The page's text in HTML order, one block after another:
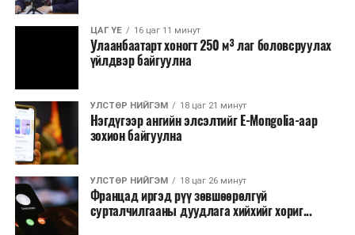
Зайлшгүй шаардлагагүй тоног төхөөрөмж,
тавилга, автомашин худалдан авах;
Батлан хамгаалах, хууль зүйн салбараас бусад
Хуулиар заавал мэдээлэхээс бусад кино,
контент, хэвлэлийн зардал;
Заавал олгохоос бусад тэтгэмж, урамшуулал.
Санхүүгийн хэмнэлтийн горимыг 2026 оны
арванхоёрдугаар сарын 31 хүртэл мөрдөнө. Харин
эрүүл мэндийн салбар уг хэмнэлтийн горимд
ЦАГ ҮЕ 16 цаг 11 минут
Улаанбаатарт хоногт 250 м³ лаг боловсруулах
үйлдвэр байгуулна
УЛСТӨР НИЙГЭМ 18 цаг 21 минут
Нэгдүгээр ангийн элсэлтийг E-Mongolia-аар
зохион байгуулна
УЛСТӨР НИЙГЭМ 18 цаг 26 минут
Францад иргэд рүү зөвшөөрөлгүй
сурталчилгааны дуудлага хийхийг хориг...